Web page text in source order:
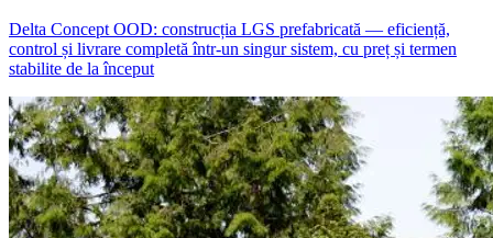
Delta Concept OOD: construcția LGS prefabricată — eficiență,
control și livrare completă într-un singur sistem, cu preț și termen
stabilite de la început